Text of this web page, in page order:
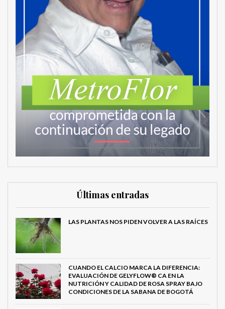
Últimas entradas
LAS PLANTAS NOS PIDEN VOLVER A LAS RAÍCES
CUANDO EL CALCIO MARCA LA DIFERENCIA:
EVALUACIÓN DE GELYFLOW® CA EN LA
NUTRICIÓN Y CALIDAD DE ROSA SPRAY BAJO
CONDICIONES DE LA SABANA DE BOGOTÁ